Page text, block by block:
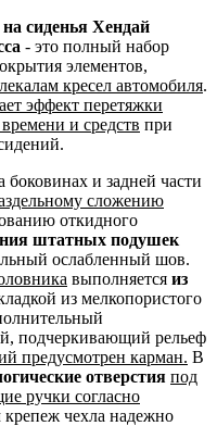
сиденья Хендай
- это полный набор
элементов,
кресел автомобиля.
эффект перетяжки
и средств при
боковинах и задней части
сложению
откидного
штатных подушек
ослабленный шов.
выполняется из
из мелкопористого
подчеркивающий рельеф
предусмотрен карман. В
отверстия под
ручки согласно
крепеж чехла надежно